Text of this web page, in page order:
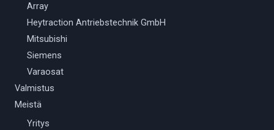
Array
Heytraction Antriebstechnik GmbH
Mitsubishi
Siemens
Varaosat
Valmistus
Meistä
Yritys